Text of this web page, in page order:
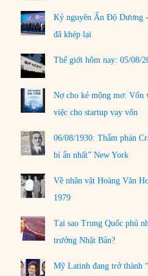
Kỷ nguyên Ấn Độ Dương
đã khép lại
Thế giới hôm nay: 05/08/
Nợ cho kẻ mộng mơ: Vốn
việc cho startup vay vốn
06/08/1930: Thẩm phán
bí ẩn nhất” New York
Về nhân vật Hoàng Văn
1979
Tại sao Trung Quốc phủ
trưởng Nhật Bản?
Mỹ Latinh đang trở thành